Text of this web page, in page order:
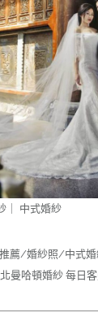
薦/婚紗照/中式婚
曼哈頓婚紗 每日